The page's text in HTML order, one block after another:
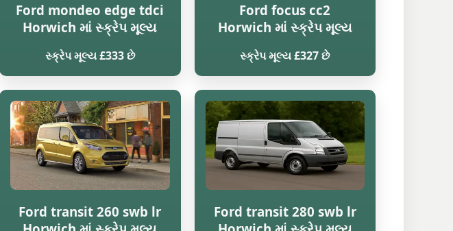
Ford mondeo edge tdci
Horwich માં સ્ક્રેપ મૂલ્ય
સ્ક્રેપ મૂલ્ય £333 છે
Ford focus cc2
Horwich માં સ્ક્રેપ મૂલ્ય
સ્ક્રેપ મૂલ્ય £327 છે
Ford transit 260 swb lr
Ford transit 280 swb lr